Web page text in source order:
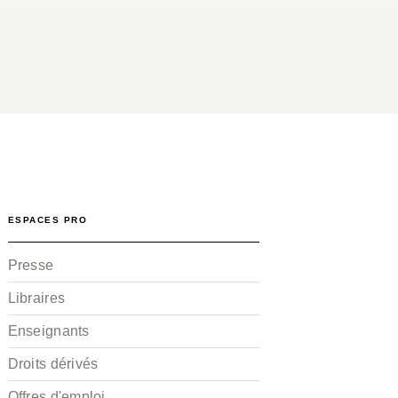
ESPACES PRO
Presse
Libraires
Enseignants
Droits dérivés